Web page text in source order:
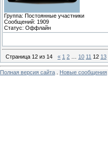
Группа: Постоянные участники
Сообщений: 1909
Статус: Оффлайн
Страница 12 из 14 « 1 2 10 11 12 13
Полная версия сайта Новые сообщения